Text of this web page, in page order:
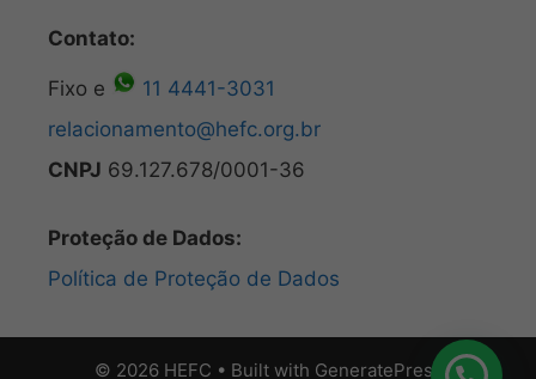
Contato:
Fixo e
11 4441-3031
relacionamento@hefc.org.br
CNPJ 69.127.678/0001-36
Proteção de Dados:
Política de Proteção de Dados
© 2026 HEFC • Built with GeneratePress